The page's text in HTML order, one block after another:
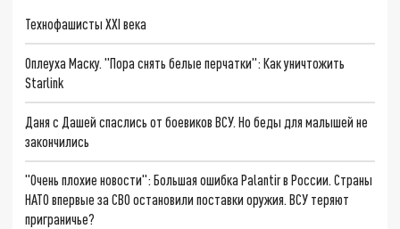
Технофашисты XXI века
Оплеуха Маску. "Пора снять белые перчатки": Как уничтожить
Starlink
Даня с Дашей спаслись от боевиков ВСУ. Но беды для малышей не
закончились
"Очень плохие новости": Большая ошибка Palantir в России. Страны
НАТО впервые за СВО остановили поставки оружия. ВСУ теряют
приграничье?